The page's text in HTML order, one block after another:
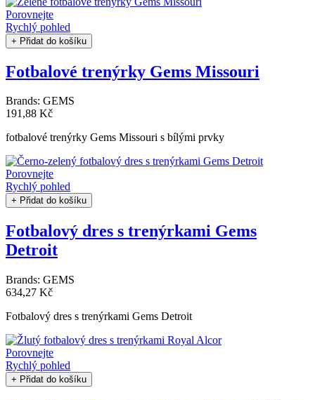
Porovnejte
Rychlý pohled
+ Přidat do košíku
Fotbalové trenýrky Gems Missouri
Brands: GEMS
191,88 Kč
fotbalové trenýrky Gems Missouri s bílými prvky
Porovnejte
Rychlý pohled
+ Přidat do košíku
Fotbalový dres s trenýrkami Gems
Detroit
Brands: GEMS
634,27 Kč
Fotbalový dres s trenýrkami Gems Detroit
Porovnejte
Rychlý pohled
+ Přidat do košíku